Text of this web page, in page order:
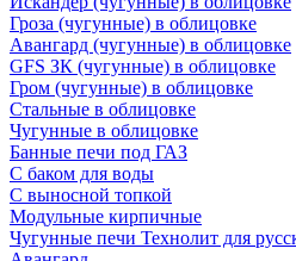
Гроза (чугунные) в облицовке
Авангард (чугунные) в облицовке
GFS ЗК (чугунные) в облицовке
Гром (чугунные) в облицовке
Стальные в облицовке
Чугунные в облицовке
Банные печи под ГАЗ
С баком для воды
С выносной топкой
Модульные кирпичные
Чугунные печи Технолит для